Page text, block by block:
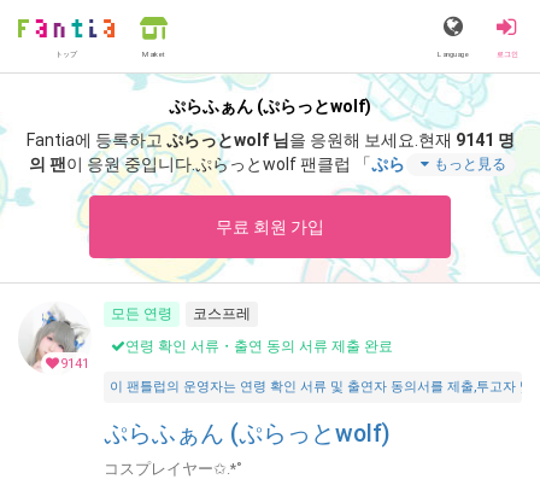
トップ Market Language 로그인
ぷらふぁん (ぷらっとwolf)
Fantia에 등록하고 ぷらっとwolf 님을 응원해 보세요. 현재 9141 명
의 팬 이 응원 중입니다.ぷらっとwolf 팬클럽 「ぷらっとwolf 」 에
서는 「夏は和服！もっと見て欲しい！お腹出しのあの和服で
す！👘 ̖́-‬🎐🩵
もっと見る
무료 회원 가입
9141
모든 연령
코스프레
연령 확인 서류・출연 동의 서류 제출 완료
이 팬틀럽의 운영자는 연령 확인 서류 및 출연자 동의서를 제출,투고자
ぷらふぁん (ぷらっとwolf)
コスプレイヤー✩.*˚